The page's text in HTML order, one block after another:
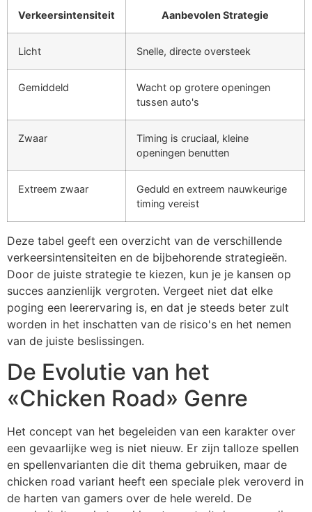
Verkeersintensiteit Aanbevolen Strategie
Licht Snelle, directe oversteek
Gemiddeld
Wacht op grotere openingen
tussen auto's
Zwaar
Timing is cruciaal, kleine
openingen benutten
Extreem zwaar
Geduld en extreem nauwkeurige
timing vereist
Deze tabel geeft een overzicht van de verschillende
verkeersintensiteiten en de bijbehorende strategieën.
Door de juiste strategie te kiezen, kun je je kansen op
succes aanzienlijk vergroten. Vergeet niet dat elke
poging een leerervaring is, en dat je steeds beter zult
worden in het inschatten van de risico's en het nemen
van de juiste beslissingen.
De Evolutie van het
«Chicken Road» Genre
Het concept van het begeleiden van een karakter over
een gevaarlijke weg is niet nieuw. Er zijn talloze spellen
en spellenvarianten die dit thema gebruiken, maar de
chicken road variant heeft een speciale plek veroverd in
de harten van gamers over de hele wereld. De